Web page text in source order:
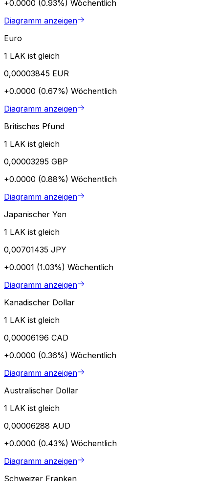
+0.0000 (0.93%) Wöchentlich
Diagramm anzeigen
Euro
1 LAK ist gleich
0,00003845 EUR
+0.0000 (0.67%) Wöchentlich
Diagramm anzeigen
Britisches Pfund
1 LAK ist gleich
0,00003295 GBP
+0.0000 (0.88%) Wöchentlich
Diagramm anzeigen
Japanischer Yen
1 LAK ist gleich
0,00701435 JPY
+0.0001 (1.03%) Wöchentlich
Diagramm anzeigen
Kanadischer Dollar
1 LAK ist gleich
0,00006196 CAD
+0.0000 (0.36%) Wöchentlich
Diagramm anzeigen
Australischer Dollar
1 LAK ist gleich
0,00006288 AUD
+0.0000 (0.43%) Wöchentlich
Diagramm anzeigen
Schweizer Franken